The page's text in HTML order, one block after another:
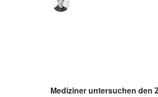
Mediziner untersuchen den